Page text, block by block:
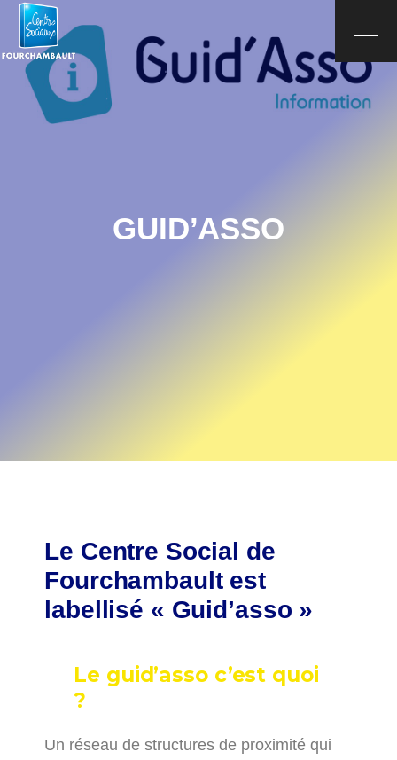
GUID’ASSO
Le Centre Social de
Fourchambault est
labellisé « Guid’asso »
Le guid’asso c’est quoi
?
Un réseau de structures de proximité qui